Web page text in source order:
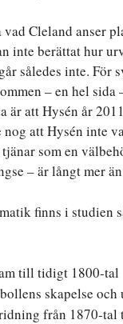
Cleland anser
inte berättat hur
således inte.
– en hel
är att Hysén år
nog att Hysén inte
som en
– är långt mer
finns i studien
till tidigt 1800-tal
skapelse
från 1870-